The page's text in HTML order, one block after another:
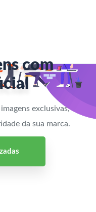
com
exclusivas,
da sua marca.